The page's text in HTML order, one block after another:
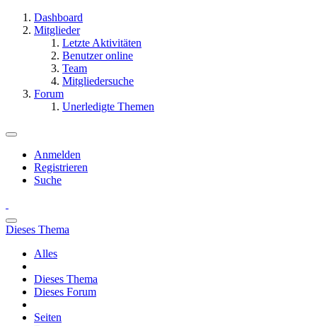
Dashboard
Mitglieder
Letzte Aktivitäten
Benutzer online
Team
Mitgliedersuche
Forum
Unerledigte Themen
Anmelden
Registrieren
Suche
Dieses Thema
Alles
Dieses Thema
Dieses Forum
Seiten